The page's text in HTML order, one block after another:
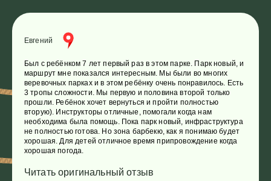
Евгений
Был с ребёнком 7 лет первый раз в этом парке. Парк новый, и
маршрут мне показался интересным. Мы были во многих
веревочных парках и в этом ребёнку очень понравилось. Есть
3 тропы сложности. Мы первую и половина второй только
прошли. Ребёнок хочет вернуться и пройти полностью
вторую). Инструкторы отличные, помогали когда нам
необходима была помощь. Пока парк новый, инфраструктура
не полностью готова. Но зона барбекю, как я понимаю будет
хорошая. Для детей отличное время припровождение когда
хорошая погода.
Читать оригинальный отзыв